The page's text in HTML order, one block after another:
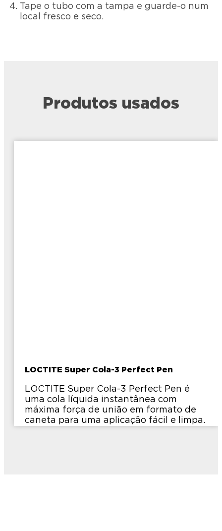
Tape o tubo com a tampa e guarde-o num
local fresco e seco.
Produtos usados
LOCTITE Super Cola-3 Perfect Pen
LOCTITE Super Cola-3 Perfect Pen é
uma cola líquida instantânea com
máxima força de união em formato de
caneta para uma aplicação fácil e limpa.